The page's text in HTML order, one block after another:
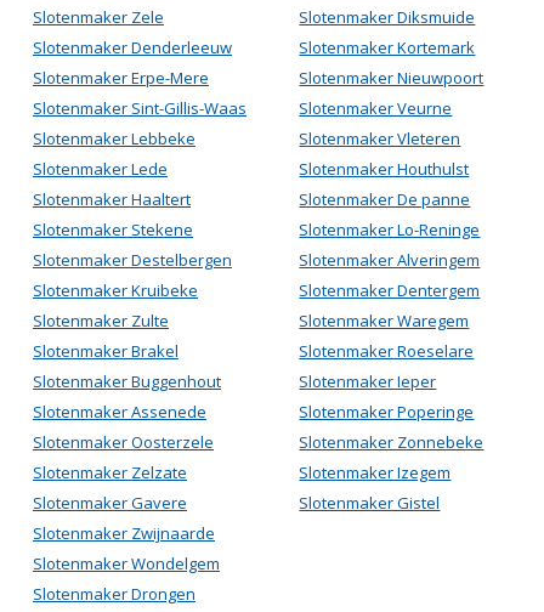
Slotenmaker Zele
Slotenmaker Denderleeuw
Slotenmaker Erpe-Mere
Slotenmaker Sint-Gillis-Waas
Slotenmaker Lebbeke
Slotenmaker Lede
Slotenmaker Haaltert
Slotenmaker Stekene
Slotenmaker Destelbergen
Slotenmaker Kruibeke
Slotenmaker Zulte
Slotenmaker Brakel
Slotenmaker Buggenhout
Slotenmaker Assenede
Slotenmaker Oosterzele
Slotenmaker Zelzate
Slotenmaker Gavere
Slotenmaker Zwijnaarde
Slotenmaker Wondelgem
Slotenmaker Drongen
Slotenmaker Diksmuide
Slotenmaker Kortemark
Slotenmaker Nieuwpoort
Slotenmaker Veurne
Slotenmaker Vleteren
Slotenmaker Houthulst
Slotenmaker De panne
Slotenmaker Lo-Reninge
Slotenmaker Alveringem
Slotenmaker Dentergem
Slotenmaker Waregem
Slotenmaker Roeselare
Slotenmaker Ieper
Slotenmaker Poperinge
Slotenmaker Zonnebeke
Slotenmaker Izegem
Slotenmaker Gistel